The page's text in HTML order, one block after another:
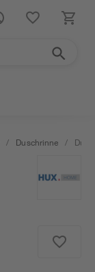
/ Duschrinne /